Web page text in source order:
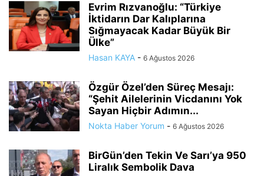
Evrim Rızvanoğlu: “Türkiye
İktidarın Dar Kalıplarına
Sığmayacak Kadar Büyük Bir
Ülke”
Hasan KAYA - 6 Ağustos 2026
Özgür Özel’den Süreç Mesajı:
“Şehit Ailelerinin Vicdanını Yok
Sayan Hiçbir Adımın...
Nokta Haber Yorum - 6 Ağustos 2026
BirGün’den Tekin Ve Sarı’ya 950
Liralık Sembolik Dava